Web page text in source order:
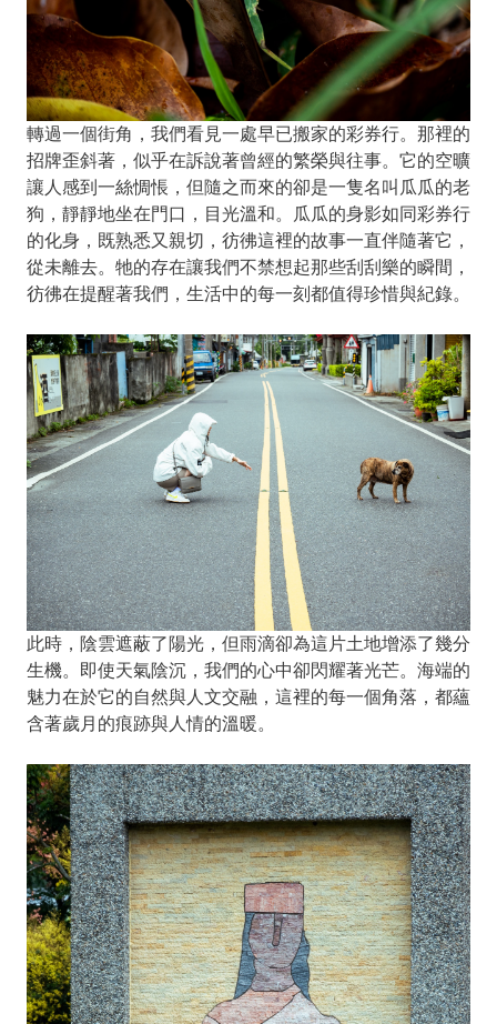
轉過一個街角，我們看見一處早已搬家的彩券行。那裡的
招牌歪斜著，似乎在訴說著曾經的繁榮與往事。它的空曠
讓人感到一絲惆悵，但隨之而來的卻是一隻名叫瓜瓜的老
狗，靜靜地坐在門口，目光溫和。瓜瓜的身影如同彩券行
的化身，既熟悉又親切，彷彿這裡的故事一直伴隨著它，
從未離去。牠的存在讓我們不禁想起那些刮刮樂的瞬間，
彷彿在提醒著我們，生活中的每一刻都值得珍惜與紀錄。
此時，陰雲遮蔽了陽光，但雨滴卻為這片土地增添了幾分
生機。即使天氣陰沉，我們的心中卻閃耀著光芒。海端的
魅力在於它的自然與人文交融，這裡的每一個角落，都蘊
含著歲月的痕跡與人情的溫暖。